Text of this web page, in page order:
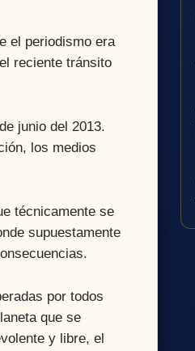
el periodismo era
reciente tránsito
junio del 2013.
los medios
técnicamente se
supuestamente
por todos
que se
y libre, el